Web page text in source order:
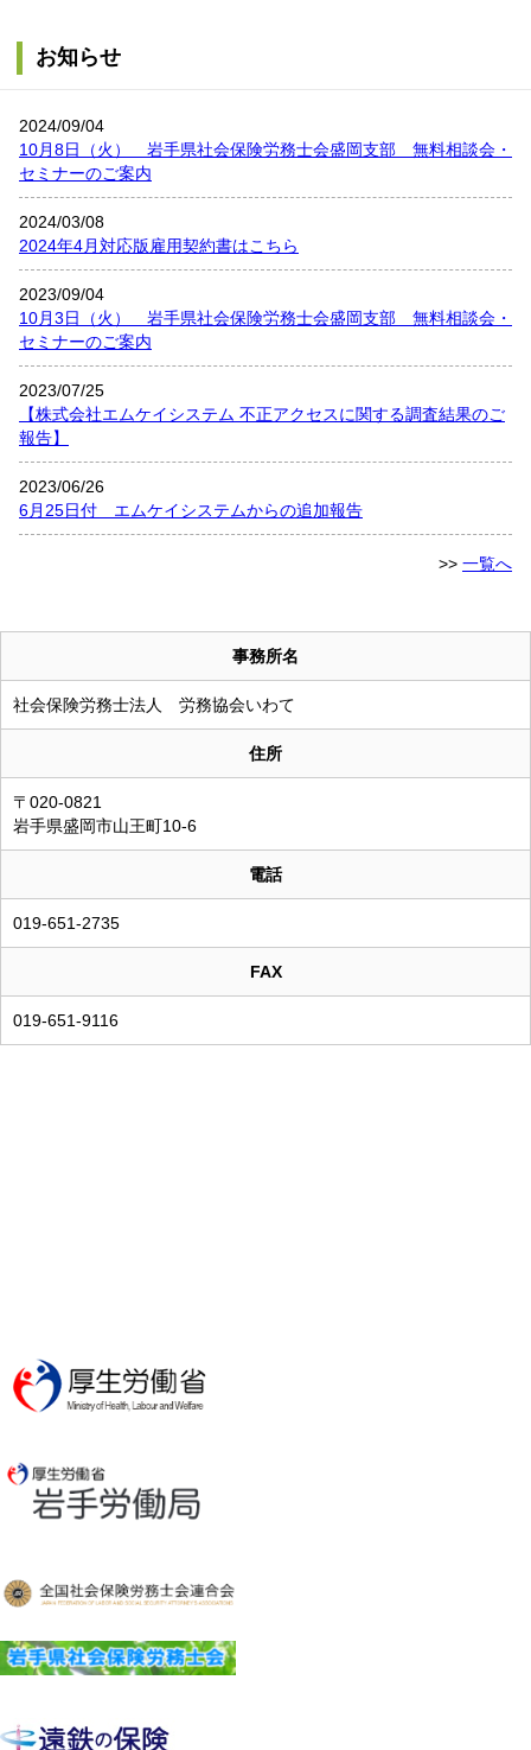
お知らせ
2024/09/04
10月8日（火） 岩手県社会保険労務士会盛岡支部 無料相談会・
セミナーのご案内
2024/03/08
2024年4月対応版雇用契約書はこちら
2023/09/04
10月3日（火） 岩手県社会保険労務士会盛岡支部 無料相談会・
セミナーのご案内
2023/07/25
【株式会社エムケイシステム 不正アクセスに関する調査結果のご
報告】
2023/06/26
6月25日付 エムケイシステムからの追加報告
>> 一覧へ
事務所名
社会保険労務士法人 労務協会いわて
住所
〒020-0821
岩手県盛岡市山王町10-6
電話
019-651-2735
FAX
019-651-9116